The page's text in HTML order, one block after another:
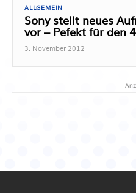
ALLGEMEIN
Sony stellt neues
vor – Pefekt für den
3. November 2012